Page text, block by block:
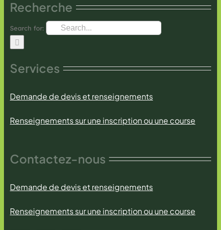
Recherche
Search for:
Services
Demande de devis et renseignements
Renseignements sur une inscription ou une course
Contactez-nous
Demande de devis et renseignements
Renseignements sur une inscription ou une course